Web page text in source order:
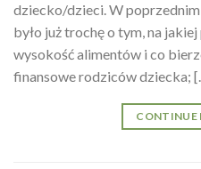
dziecko/dzieci. W
było już trochę o tym, na
wysokość alimentów i co
finansowe rodziców dziecka;
CONTINUE